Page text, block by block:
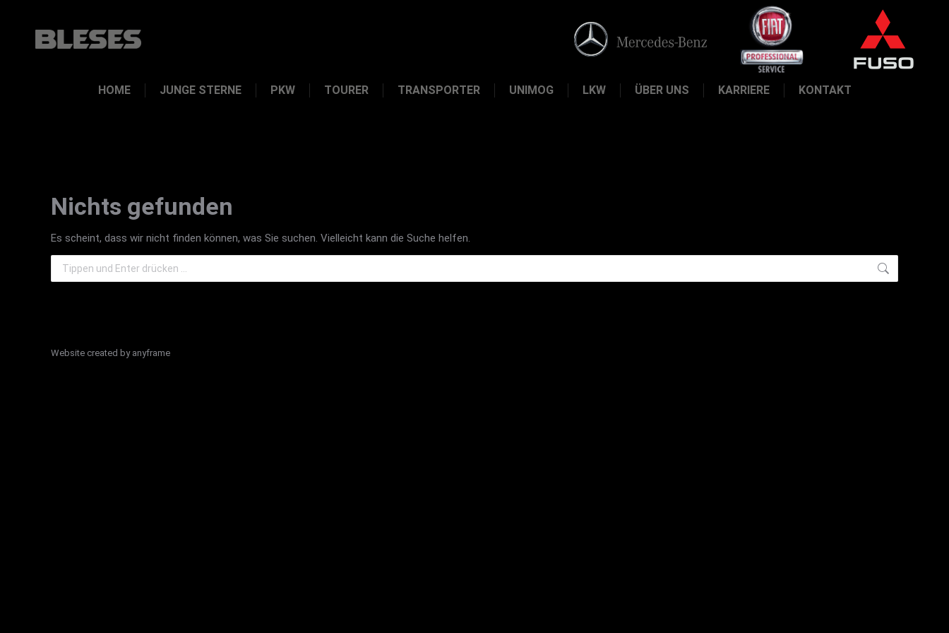
HOME JUNGE STERNE PKW TOURER TRANSPORTER UNIMOG LKW ÜBER UNS KARRIERE KONTAKT
Nichts gefunden
Es scheint, dass wir nicht finden können, was Sie suchen. Vielleicht kann die Suche helfen.
Search:
Website created by anyframe